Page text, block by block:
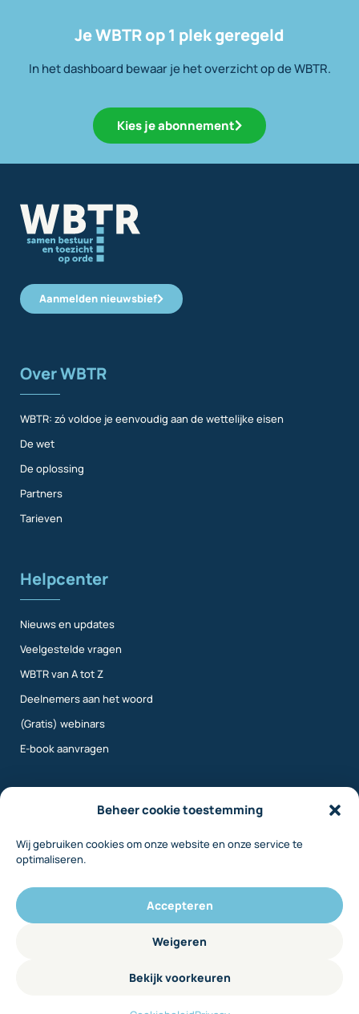
Beheer cookie toestemming
Wij gebruiken cookies om onze website en onze service te
optimaliseren.
Accepteren
Weigeren
Bekijk voorkeuren
Je WBTR op 1 plek geregeld
In het dashboard bewaar je het overzicht op de WBTR.
Kies je abonnement
Aanmelden nieuwsbief
Over WBTR
WBTR: zó voldoe je eenvoudig aan de wettelijke eisen
De wet
De oplossing
Partners
Tarieven
Helpcenter
Nieuws en updates
Veelgestelde vragen
WBTR van A tot Z
Deelnemers aan het woord
(Gratis) webinars
E-book aanvragen
Over ons